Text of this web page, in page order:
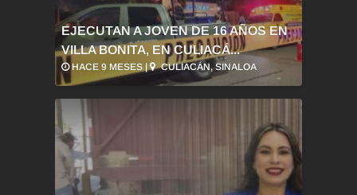
EJECUTAN A JOVEN DE 16 AÑOS EN
VILLA BONITA, EN CULIACÁ...
HACE 9 MESES | CULIACÁN, SINALOA